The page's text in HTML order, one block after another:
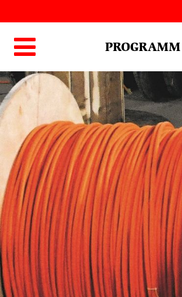
Hauptmenü
 PROGRAMM